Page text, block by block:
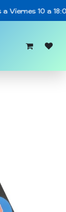
10 a